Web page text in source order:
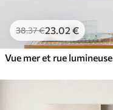
38.37€23.02 €
Vue mer et rue lumineuse